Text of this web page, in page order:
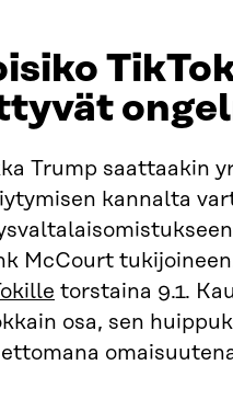
Trump saattaakin
kannalta
McCourt
torstaina 9.1.
osa, sen